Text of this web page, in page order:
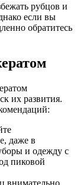
рубцов и
если вы
обратитесь
их развития.
даже в
и одежду с
пиковой